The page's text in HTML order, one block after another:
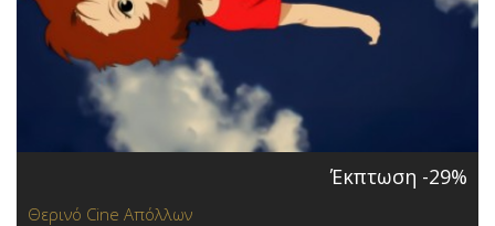
Έκπτωση -29%
Θερινό Cine Απόλλων